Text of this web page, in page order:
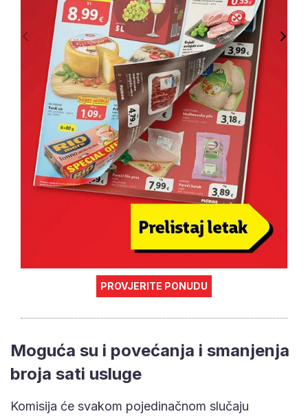
PROVJERITE PONUDU
Moguća su i povećanja i smanjenja
broja sati usluge
Komisija će svakom pojedinačnom slučaju